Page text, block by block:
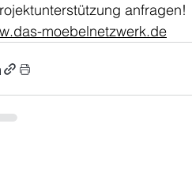
anfragen!
moebelnetzwerk.de